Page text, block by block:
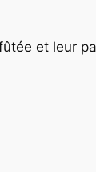
et leur